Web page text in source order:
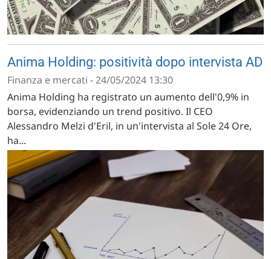
Anima Holding: positività dopo intervista AD
Finanza e mercati - 24/05/2024 13:30
Anima Holding ha registrato un aumento dell'0,9% in
borsa, evidenziando un trend positivo. Il CEO
Alessandro Melzi d'Eril, in un'intervista al Sole 24 Ore,
ha...